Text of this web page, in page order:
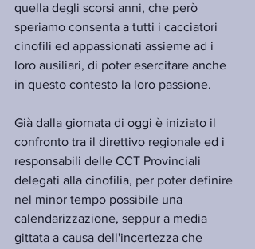
quella degli scorsi anni, che però
speriamo consenta a tutti i cacciatori
cinofili ed appassionati assieme ad i
loro ausiliari, di poter esercitare anche
in questo contesto la loro passione.
Già dalla giornata di oggi è iniziato il
confronto tra il direttivo regionale ed i
responsabili delle CCT Provinciali
delegati alla cinofilia, per poter definire
nel minor tempo possibile una
calendarizzazione, seppur a media
gittata a causa dell'incertezza che